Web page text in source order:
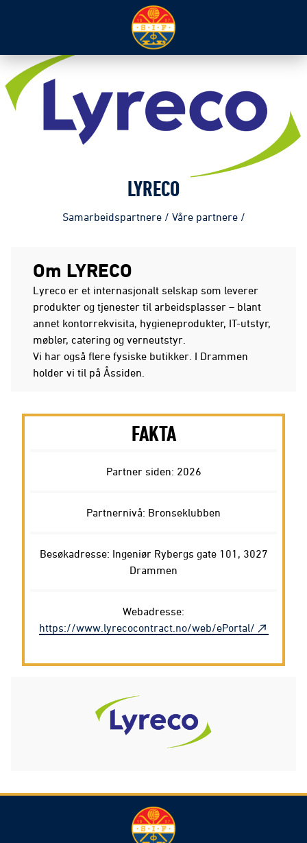
LYRECO
Samarbeidspartnere / Våre partnere /
Om LYRECO
Lyreco er et internasjonalt selskap som leverer
produkter og tjenester til arbeidsplasser – blant
annet kontorrekvisita, hygieneprodukter, IT-utstyr,
møbler, catering og verneutstyr.
Vi har også flere fysiske butikker. I Drammen
holder vi til på Åssiden.
FAKTA
Partner siden: 2026
Partnernivå: Bronseklubben
Besøkadresse: Ingeniør Rybergs gate 101, 3027
Drammen
Webadresse:
https://www.lyrecocontract.no/web/ePortal/